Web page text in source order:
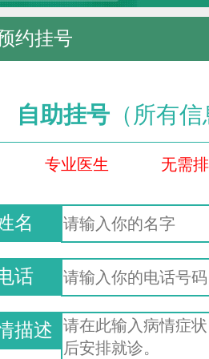
约挂号
自助挂号 （所有
专业医生 无需
名
话
描述